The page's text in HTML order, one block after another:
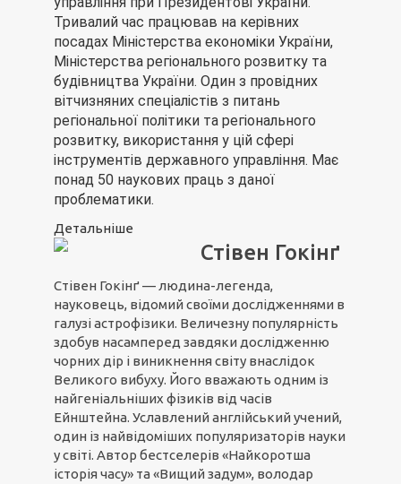
Тривалий час працював на керівних
посадах Міністерства економіки України,
Міністерства регіонального розвитку та
будівництва України. Один з провідних
вітчизняних спеціалістів з питань
регіональної політики та регіонального
розвитку, використання у цій сфері
інструментів державного управління. Має
понад 50 наукових праць з даної
проблематики.
Детальніше
Стівен Гокінґ
Стівен Гокінґ — людина-легенда,
науковець, відомий своїми дослідженнями в
галузі астрофізики. Величезну популярність
здобув насамперед завдяки дослідженню
чорних дір і виникнення світу внаслідок
Великого вибуху. Його вважають одним із
найгеніальніших фізиків від часів
Ейнштейна. Уславлений англійський учений,
один із найвідоміших популяризаторів науки
у світі. Автор бестселерів «Найкоротша
історія часу» та «Вищий задум», володар